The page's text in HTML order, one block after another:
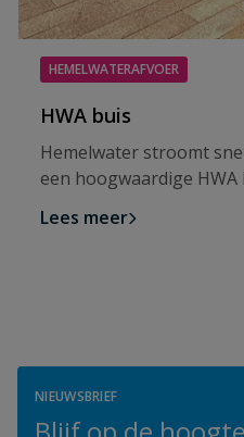
HEMELWATERAFVOER
HWA buis
Hemelwater stroomt
een hoogwaardige HWA
Lees meer
NIEUWSBRIEF